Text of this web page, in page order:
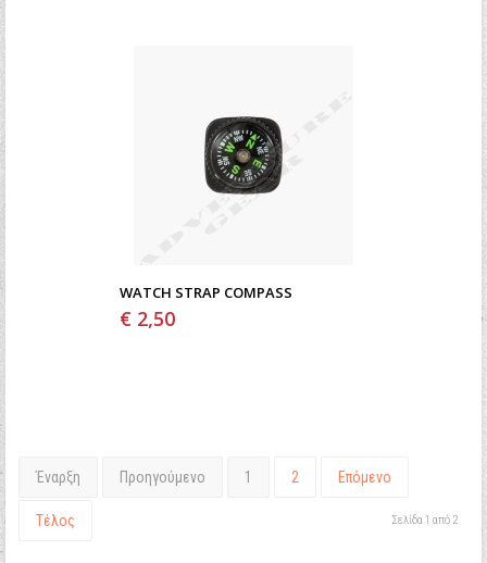
WATCH STRAP COMPASS
€ 2,50
Έναρξη Προηγούμενο 1 2 Επόμενο
Τέλος Σελίδα 1 από 2